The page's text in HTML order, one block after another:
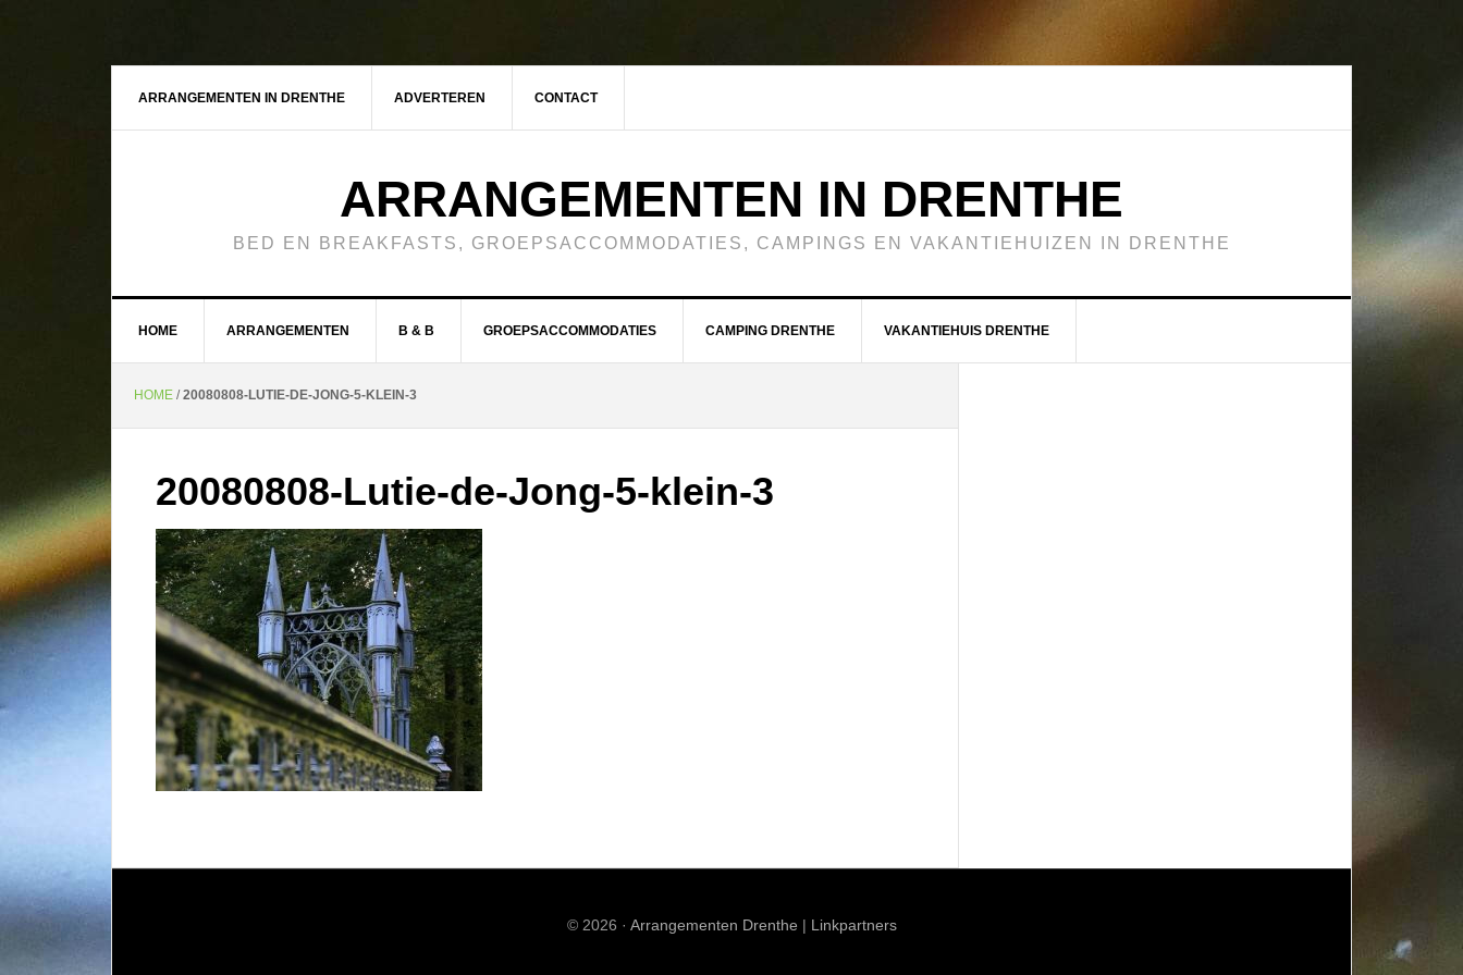
ARRANGEMENTEN IN DRENTHE ADVERTEREN CONTACT
ARRANGEMENTEN IN DRENTHE
BED EN BREAKFASTS, GROEPSACCOMMODATIES, CAMPINGS EN VAKANTIEHUIZEN IN DRENTHE
HOME ARRANGEMENTEN B & B GROEPSACCOMMODATIES CAMPING DRENTHE VAKANTIEHUIS DRENTHE
HOME /20080808-LUTIE-DE-JONG-5-KLEIN-3
20080808-Lutie-de-Jong-5-klein-3
© 2026 · Arrangementen Drenthe | Linkpartners